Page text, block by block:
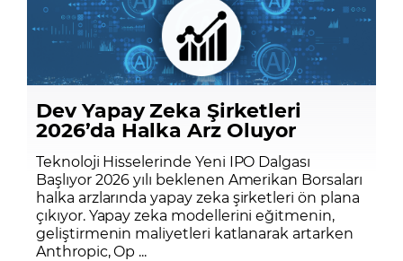
Dev Yapay Zeka Şirketleri
2026’da Halka Arz Oluyor
Teknoloji Hisselerinde Yeni IPO Dalgası
Başlıyor 2026 yılı beklenen Amerikan Borsaları
halka arzlarında yapay zeka şirketleri ön plana
çıkıyor. Yapay zeka modellerini eğitmenin,
geliştirmenin maliyetleri katlanarak artarken
Anthropic, Op ...